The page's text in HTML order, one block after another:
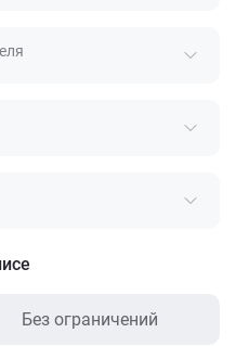
Без ограничений